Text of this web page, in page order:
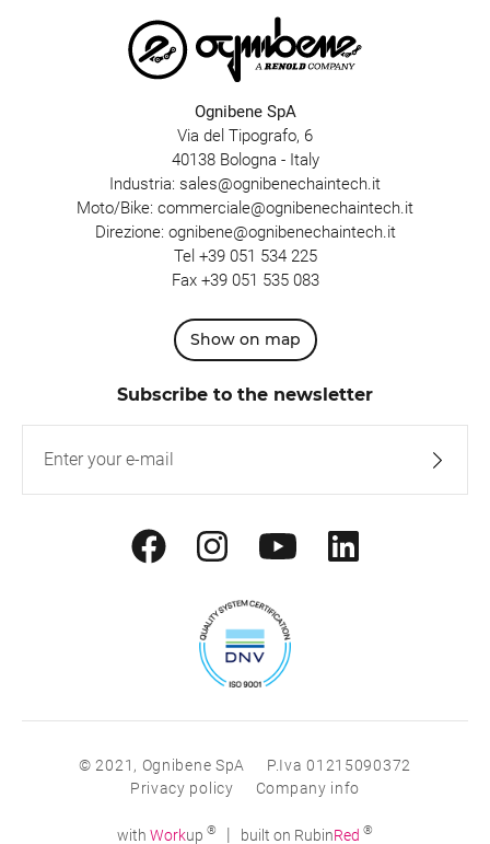
Ognibene SpA
Via del Tipografo, 6
40138 Bologna - Italy
Industria: sales@ognibenechaintech.it
Moto/Bike: commerciale@ognibenechaintech.it
Direzione: ognibene@ognibenechaintech.it
Tel +39 051 534 225
Fax +39 051 535 083
Show on map
Subscribe to the newsletter
© 2021, Ognibene SpA
P.Iva 01215090372
Privacy policy
Company info
with Workup ® | built on RubinRed ®